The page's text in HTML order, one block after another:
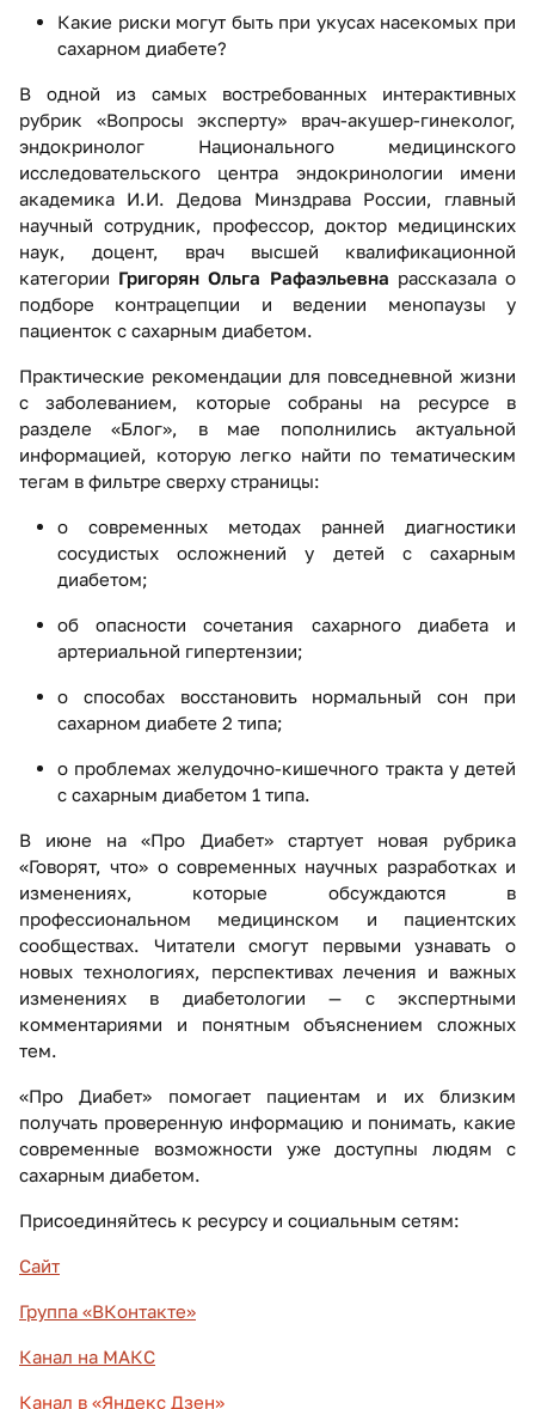
Какие риски могут быть при укусах насекомых при
сахарном диабете?
В одной из самых востребованных интерактивных
рубрик «Вопросы эксперту» врач-акушер-гинеколог,
эндокринолог Национального медицинского
исследовательского центра эндокринологии имени
академика И.И. Дедова Минздрава России, главный
научный сотрудник, профессор, доктор медицинских
наук, доцент, врач высшей квалификационной
категории Григорян Ольга Рафаэльевна рассказала о
подборе контрацепции и ведении менопаузы у
пациенток с сахарным диабетом.
Практические рекомендации для повседневной жизни
с заболеванием, которые собраны на ресурсе в
разделе «Блог», в мае пополнились актуальной
информацией, которую легко найти по тематическим
тегам в фильтре сверху страницы:
о современных методах ранней диагностики
сосудистых осложнений у детей с сахарным
диабетом;
об опасности сочетания сахарного диабета и
артериальной гипертензии;
о способах восстановить нормальный сон при
сахарном диабете 2 типа;
о проблемах желудочно-кишечного тракта у детей
с сахарным диабетом 1 типа.
В июне на «Про Диабет» стартует новая рубрика
«Говорят, что» о современных научных разработках и
изменениях, которые обсуждаются в
профессиональном медицинском и пациентских
сообществах. Читатели смогут первыми узнавать о
новых технологиях, перспективах лечения и важных
изменениях в диабетологии — с экспертными
комментариями и понятным объяснением сложных
тем.
«Про Диабет» помогает пациентам и их близким
получать проверенную информацию и понимать, какие
современные возможности уже доступны людям с
сахарным диабетом.
Присоединяйтесь к ресурсу и социальным сетям:
Сайт
Группа «ВКонтакте»
Канал на МАКС
Канал в «Яндекс Дзен»